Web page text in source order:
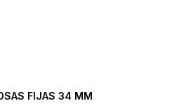
FIJAS 34 MM